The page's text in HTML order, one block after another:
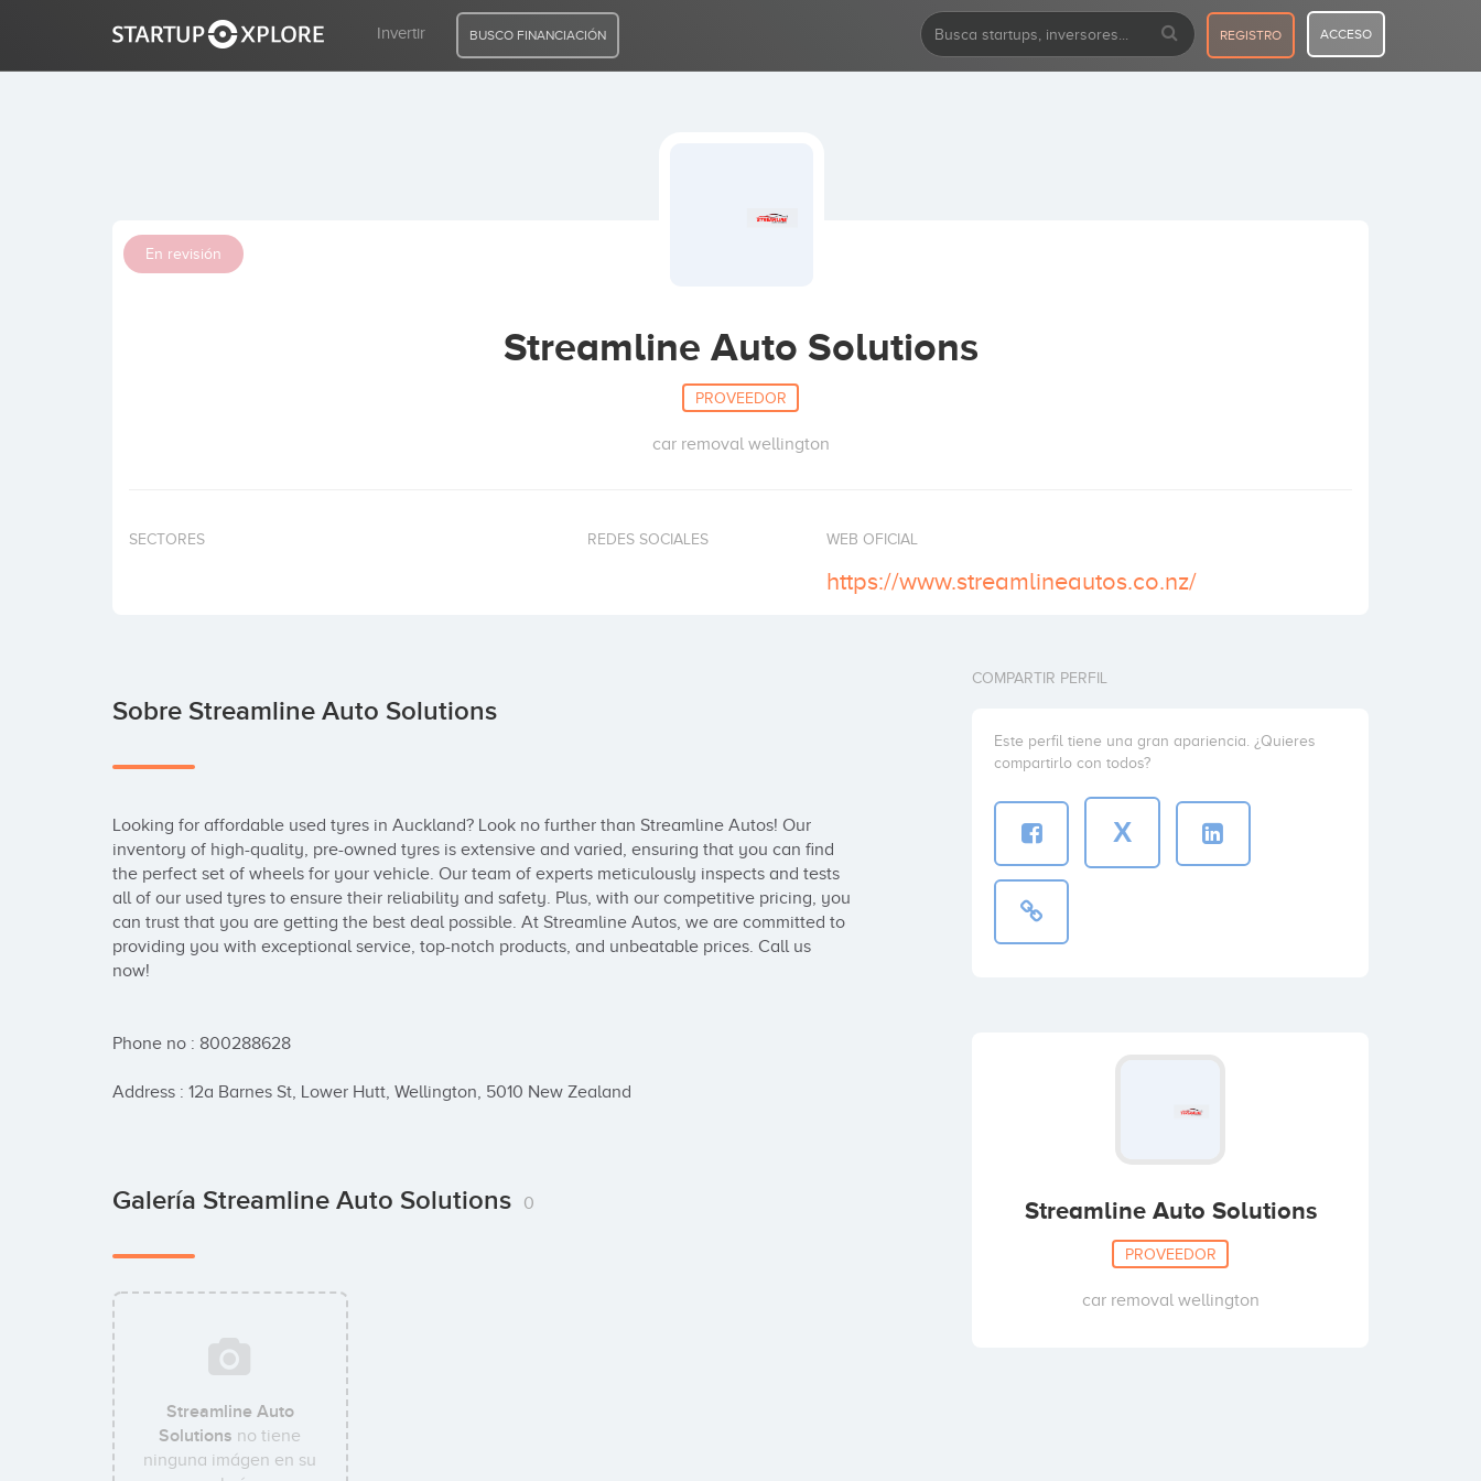
Invertir BUSCO FINANCIACIÓN REGISTRO ACCESO
En revisión
Streamline Auto Solutions
PROVEEDOR
car removal wellington
SECTORES REDES SOCIALES WEB OFICIAL
https://www.streamlineautos.co.nz/
Sobre Streamline Auto Solutions
Looking for affordable used tyres in Auckland? Look no further than Streamline Autos! Our
inventory of high-quality, pre-owned tyres is extensive and varied, ensuring that you can find
the perfect set of wheels for your vehicle. Our team of experts meticulously inspects and tests
all of our used tyres to ensure their reliability and safety. Plus, with our competitive pricing, you
can trust that you are getting the best deal possible. At Streamline Autos, we are committed to
providing you with exceptional service, top-notch products, and unbeatable prices. Call us
now!
Phone no : 800288628
Address : 12a Barnes St, Lower Hutt, Wellington, 5010 New Zealand
Galería Streamline Auto Solutions 0
Streamline Auto
Solutions no tiene
ninguna imágen en su
COMPARTIR PERFIL
Este perfil tiene una gran apariencia. ¿Quieres
compartirlo con todos?
X
Streamline Auto Solutions
PROVEEDOR
car removal wellington